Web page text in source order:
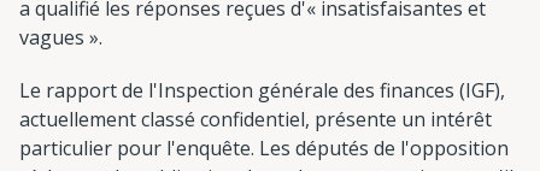
a qualifié les réponses reçues d'« insatisfaisantes et
vagues ».
Le rapport de l'Inspection générale des finances (IGF),
actuellement classé confidentiel, présente un intérêt
particulier pour l'enquête. Les députés de l'opposition